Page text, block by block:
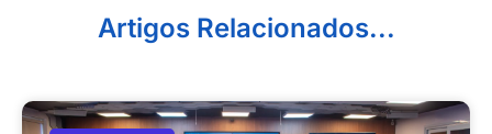
Artigos Relacionados...